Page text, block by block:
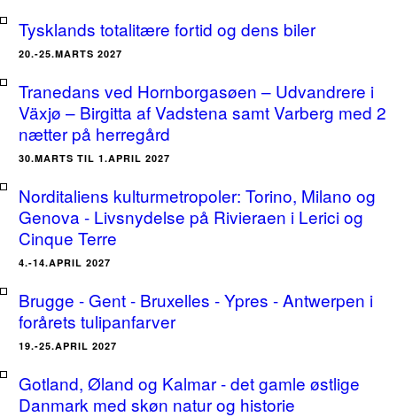
Tysklands totalitære fortid og dens biler
20.-25.MARTS 2027
Tranedans ved Hornborgasøen – Udvandrere i
Växjø – Birgitta af Vadstena samt Varberg med 2
nætter på herregård
30.MARTS TIL 1.APRIL 2027
Norditaliens kulturmetropoler: Torino, Milano og
Genova - Livsnydelse på Rivieraen i Lerici og
Cinque Terre
4.-14.APRIL 2027
Brugge - Gent - Bruxelles - Ypres - Antwerpen i
forårets tulipanfarver
19.-25.APRIL 2027
Gotland, Øland og Kalmar - det gamle østlige
Danmark med skøn natur og historie